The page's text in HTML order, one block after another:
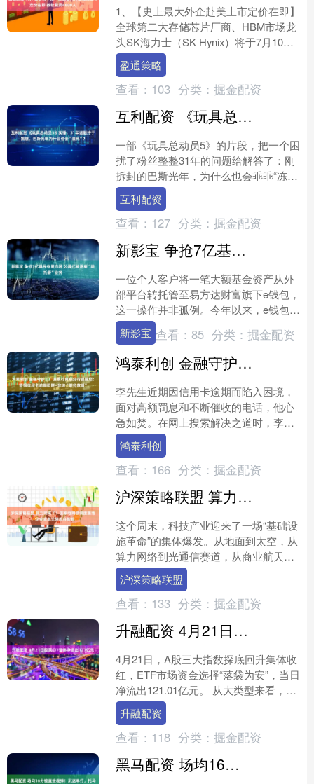
1、【史上最大外企赴美上市定价在即】
全球第二大存储芯片厂商、HBM市场龙
头SK海力士（SK Hynix）将于7月10日
在纳斯达克全球精选市场挂牌美国存托
凭证（A....
盈通策略
查看： 103 分类： 掘金配资
互利配资 《玩具总动员5》实锤：31年谜题终于揭晓，巴斯光年为什么也会“装死”？
一部《玩具总动员5》的片段，把一个困
扰了粉丝整整31年的问题给解答了：刚
拆封的巴斯光年，为什么也会乖乖“冻
住”？ 在1995年的首部《玩具总动员》
里，巴斯一直坚....
互利配资
查看： 127 分类： 掘金配资
新影宝 争抢7亿基民存量市场 公募代销逐鹿“转托管”业务
一位个人客户将一笔大额基金资产从外
部平台转托管至易方达财富旗下e钱包，
这一操作并非孤例。今年以来，e钱包已
出现多批通过转托管方式“入驻”的投资
者。 40万亿元存....
新影宝 查看：85 分类：掘金配资
鸿泰利创 金融守护｜广发银行南京分行提醒您：警惕信用卡逾期陷阱—非法“债务救援”
李先生近期因信用卡逾期而陷入困境，
面对高额罚息和不断催收的电话，他心
急如焚。在网上搜索解决之道时，李先
生被一家声称能“全额免息”“快速解决债
务”的机构吸引。这家....
鸿泰利创
查看： 166 分类： 掘金配资
沪深策略联盟 算力网来了！国家电网级调度落地，企业成本大降就在眼前
这个周末，科技产业迎来了一场“基础设
施革命”的集体爆发。从地面到太空，从
算力网络到光通信赛道，从商业航天
IPO到半导体材料涨价，一系列看似分
散的事件，实则指向同....
沪深策略联盟
查看： 133 分类： 掘金配资
升融配资 4月21日股票ETF整体净流出121亿元
4月21日，A股三大指数探底回升集体收
红，ETF市场资金选择“落袋为安”，当日
净流出121.01亿元。 从大类型来看，昨
日债券ETF与行业主题ETF资金净流入
居....
升融配资
查看： 118 分类： 掘金配资
黑马配资 场均16分被直接裁掉！沉迷单打，托马斯丢掉工作！